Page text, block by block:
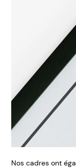
Nos cadres ont